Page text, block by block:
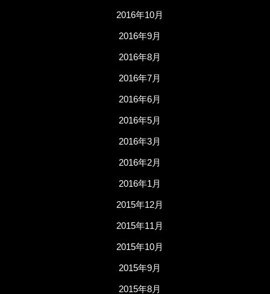
2016年10月
2016年9月
2016年8月
2016年7月
2016年6月
2016年5月
2016年3月
2016年2月
2016年1月
2015年12月
2015年11月
2015年10月
2015年9月
2015年8月